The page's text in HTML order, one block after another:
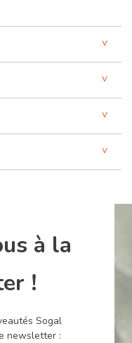
à la
!
Sogal
newsletter :